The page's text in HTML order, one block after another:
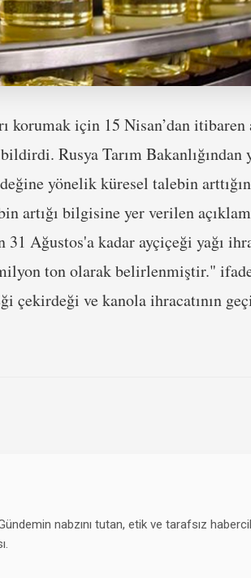
korumak için 15 Nisan’dan itibaren
Rusya Tarım Bakanlığından
yönelik küresel talebin
artığı bilgisine yer verilen
Ağustos'a kadar ayçiçeği yağı
ton olarak belirlenmiştir."
çekirdeği ve kanola ihracatının
nabzını tutan, etik ve tarafsız